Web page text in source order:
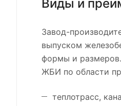
Виды и
Завод-
выпуском
формы и
ЖБИ по области
теплотрасс,